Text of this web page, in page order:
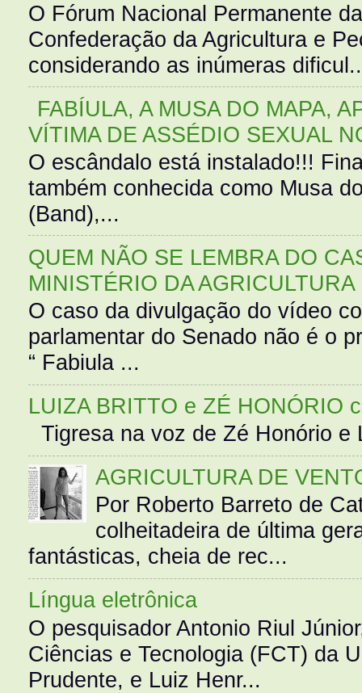
O Fórum Nacional Permanente
Confederação da Agricultura e
considerando as inúmeras
FABÍULA, A MUSA DO MAPA,
VÍTIMA DE ASSÉDIO SEXUAL
O escândalo está instalado!!!
também conhecida como Musa
(Band),...
QUEM NÃO SE LEMBRA DO
MINISTÉRIO DA AGRICULTURA
O caso da divulgação do vídeo
parlamentar do Senado não é o
“ Fabiula ...
LUIZA BRITTO e ZÉ HONÓRIO
Tigresa na voz de Zé Honório
AGRICULTURA DE
Por Roberto Barreto de
colheitadeira de última
fantásticas, cheia de rec...
Língua eletrônica
O pesquisador Antonio Riul
Ciências e Tecnologia (FCT) da
Prudente, e Luiz Henr...